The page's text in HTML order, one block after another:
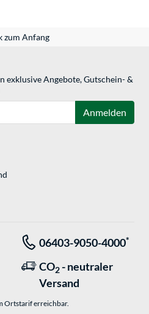
zum Anfang
exklusive Angebote, Gutschein- &
Anmelden
06403-9050-4000*
CO2 - neutraler
Versand
Ortstarif erreichbar.